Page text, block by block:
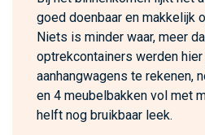
goed doenbaar en makkelijk
Niets is minder waar, meer
optrekcontainers werden
aanhangwagens te rekenen,
en 4 meubelbakken vol met
helft nog bruikbaar leek.